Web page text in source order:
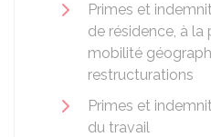
Primes et
de résidence, à
mobilité
restructurations
Primes et
du travail